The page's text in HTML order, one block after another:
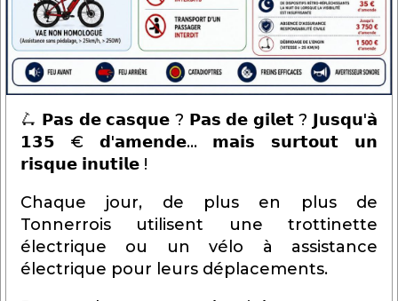
🛴 𝗣𝗮𝘀 𝗱𝗲 𝗰𝗮𝘀𝗾𝘂𝗲 ? 𝗣𝗮𝘀 𝗱𝗲 𝗴𝗶𝗹𝗲𝘁 ? 𝗝𝘂𝘀𝗾𝘂'𝗮̀
𝟭𝟯𝟱 € 𝗱'𝗮𝗺𝗲𝗻𝗱𝗲... 𝗺𝗮𝗶𝘀 𝘀𝘂𝗿𝘁𝗼𝘂𝘁 𝘂𝗻
𝗿𝗶𝘀𝗾𝘂𝗲 𝗶𝗻𝘂𝘁𝗶𝗹𝗲 !
Chaque jour, de plus en plus de
Tonnerrois utilisent une trottinette
électrique ou un vélo à assistance
électrique pour leurs déplacements.